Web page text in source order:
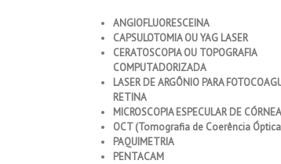
ANGIOFLUORESCEINA
CAPSULOTOMIA OU YAG LASER
CERATOSCOPIA OU TOPOGRAFIA
COMPUTADORIZADA
LASER DE ARGÔNIO PARA
RETINA
MICROSCOPIA ESPECULAR DE CÓRNEA
OCT (Tomografia de Coerência
PAQUIMETRIA
PENTACAM